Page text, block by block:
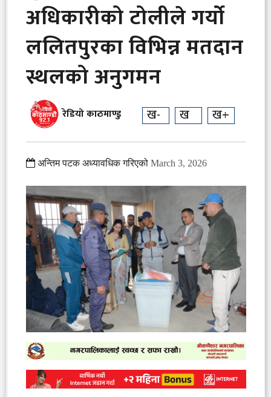
अधिकारीको टोलीले गर्यो
ललितपुरका विभिन्न मतदान
स्थलको अनुगमन
रेडियो काठमाण्डु ख- ख ख+
अन्तिम पटक अध्यावधिक गरिएको March 3, 2026